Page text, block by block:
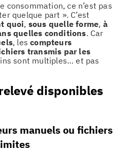
consommation, ce n’est pas
quelque part ». C’est
quoi, sous quelle forme, à
quelles conditions. Car
, lescompteurs
transmis par les
sont multiples… et pas
disponibles
manuels ou fichiers